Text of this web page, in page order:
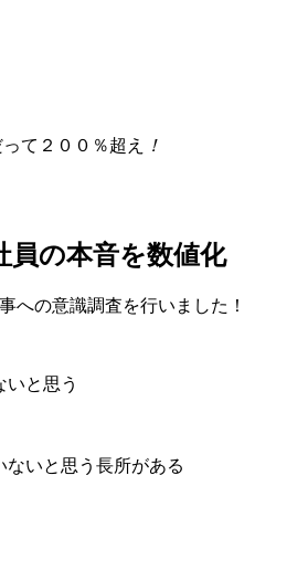
て２００％超え ！
員の本音を数値化
への意識調査を行いました！
いと思う